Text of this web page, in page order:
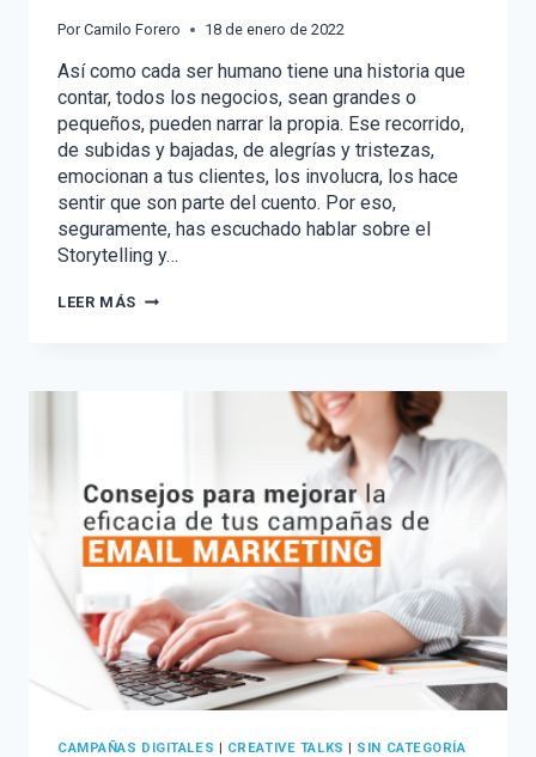
Por Camilo Forero 18 de enero de 2022
Así como cada ser humano tiene una historia que
contar, todos los negocios, sean grandes o
pequeños, pueden narrar la propia. Ese recorrido,
de subidas y bajadas, de alegrías y tristezas,
emocionan a tus clientes, los involucra, los hace
sentir que son parte del cuento. Por eso,
seguramente, has escuchado hablar sobre el
Storytelling y…
LEER MÁS ¿CÓMO
STORYTELLING
PARA
TU
EMPRESA
CAMPAÑAS DIGITALES | CREATIVE TALKS | SIN CATEGORÍA